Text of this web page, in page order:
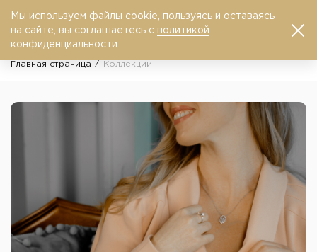
0
Главная страница Коллекции
Мы используем файлы cookie, пользуясь и оставаясь
на сайте, вы соглашаетесь с политикой
конфиденциальности